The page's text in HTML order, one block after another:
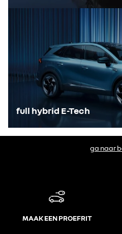
full hybrid E-Tech
ga naar
MAAK EEN PROEFRIT